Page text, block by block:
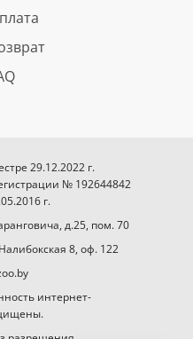
29.12.2022 г.
№ 192644842
г.
д.25, пом. 70
8, оф. 122
интернет-